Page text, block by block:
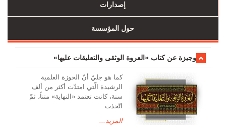
إصدارات
حول المؤسسة
وجیزة عن کتاب «العروة الوثقی والتعلیقات علیها»
کما هو جليّ أنّ الحوزة العلمیة
الرشیدة الّتي امتدّت أكثر من ألف
سنة، كانت تعتمد «النهاية» متناً، ثمّ
اتّخذت
المزيد...